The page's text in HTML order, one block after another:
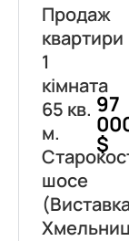
Продаж
квартири
1
кімната
65 кв.
м.
шосе
97
$